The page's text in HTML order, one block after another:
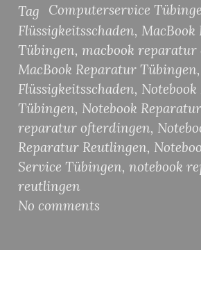
Tag
Computerservice
Flüssigkeitsschaden, MacBook
Tübingen, macbook
MacBook Reparatur Tübingen,
Flüssigkeitsschaden,
Tübingen, Notebook Reparatur
reparatur ofterdingen,
Reparatur Reutlingen,
Service Tübingen, notebook
reutlingen
No comments